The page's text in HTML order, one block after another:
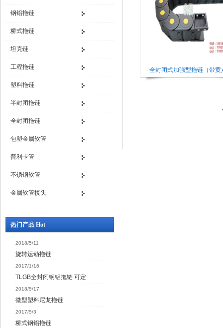
钢铝拖链
桥式拖链
坦克链
工程拖链
塑料拖链
半封闭拖链
全封闭拖链
包塑金属软管
普利卡管
不锈钢软管
金属软管接头
热门产品 Hot
2018/5/11
旋转运动拖链
2017/1/16
TLGB全封闭钢铝拖链 可定
2018/5/17
微型塑料尼龙拖链
2017/5/3
桥式钢铝拖链
全封闭式加强型拖链（带黄